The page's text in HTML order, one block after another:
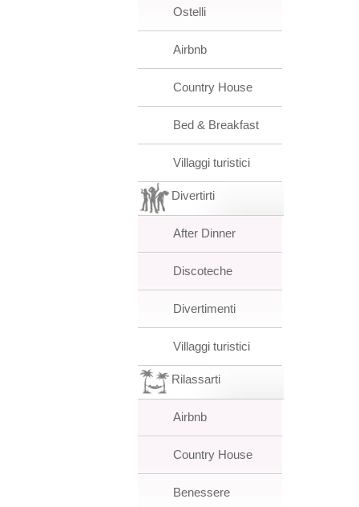
Ostelli
Airbnb
Country House
Bed & Breakfast
Villaggi turistici
Divertirti
After Dinner
Discoteche
Divertimenti
Villaggi turistici
Rilassarti
Airbnb
Country House
Benessere